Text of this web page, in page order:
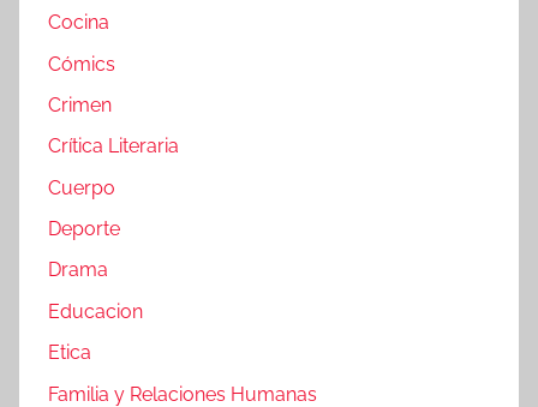
Cocina
Cómics
Crimen
Crítica Literaria
Cuerpo
Deporte
Drama
Educacion
Etica
Familia y Relaciones Humanas